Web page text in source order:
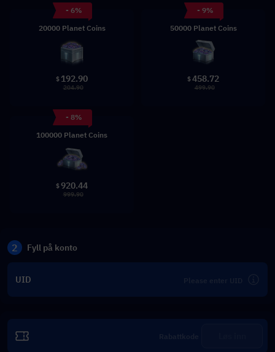
- 6%
20000 Planet Coins
$ 192.90
204.90
- 9%
50000 Planet Coins
$458.72
499.90
- 8%
100000 Planet Coins
$920.44
999.90
2 Fyll på konto
UID